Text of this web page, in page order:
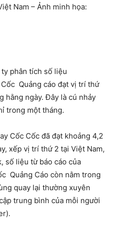
Nam – Ảnh minh họa:
phân tích số liệu
Quảng cáo đạt vị trí thứ
hằng ngày. Đây là cú nhảy
trong một tháng.
Cốc Cốc đã đạt khoảng 4,2
xếp vị trí thứ 2 tại Việt Nam,
số liệu từ báo cáo của
Quảng Cáo còn nằm trong
quay lại thường xuyên
trung bình của mỗi người